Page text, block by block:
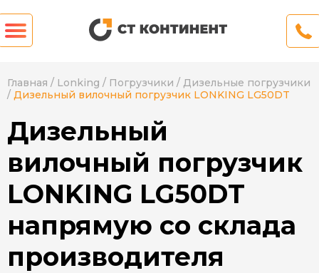
Главная / Lonking / Погрузчики / Дизельные погрузчики
/ Дизельный вилочный погрузчик LONKING LG50DT
Дизельный
вилочный погрузчик
LONKING LG50DT
напрямую со склада
производителя